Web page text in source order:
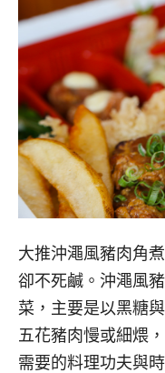
大推沖澠風豬肉角
卻不死鹹。沖澠風
菜，主要是以黑糖
五花豬肉慢或細煨
需要的料理功夫與